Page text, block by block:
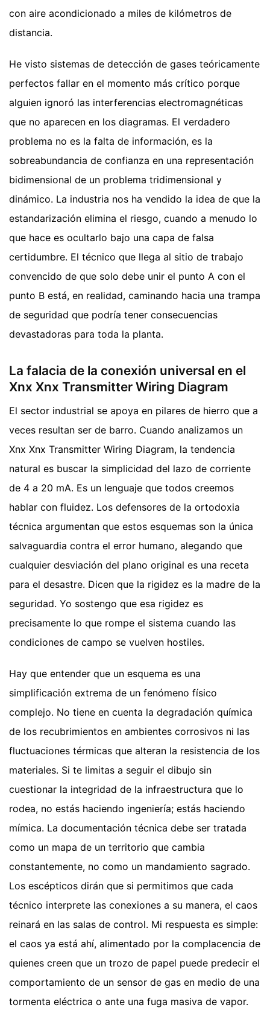
con aire acondicionado a miles de kilómetros de
distancia.
He visto sistemas de detección de gases teóricamente
perfectos fallar en el momento más crítico porque
alguien ignoró las interferencias electromagnéticas
que no aparecen en los diagramas. El verdadero
problema no es la falta de información, es la
sobreabundancia de confianza en una representación
bidimensional de un problema tridimensional y
dinámico. La industria nos ha vendido la idea de que la
estandarización elimina el riesgo, cuando a menudo lo
que hace es ocultarlo bajo una capa de falsa
certidumbre. El técnico que llega al sitio de trabajo
convencido de que solo debe unir el punto A con el
punto B está, en realidad, caminando hacia una trampa
de seguridad que podría tener consecuencias
devastadoras para toda la planta.
La falacia de la conexión universal en el
Xnx Xnx Transmitter Wiring Diagram
El sector industrial se apoya en pilares de hierro que a
veces resultan ser de barro. Cuando analizamos un
Xnx Xnx Transmitter Wiring Diagram, la tendencia
natural es buscar la simplicidad del lazo de corriente
de 4 a 20 mA. Es un lenguaje que todos creemos
hablar con fluidez. Los defensores de la ortodoxia
técnica argumentan que estos esquemas son la única
salvaguardia contra el error humano, alegando que
cualquier desviación del plano original es una receta
para el desastre. Dicen que la rigidez es la madre de la
seguridad. Yo sostengo que esa rigidez es
precisamente lo que rompe el sistema cuando las
condiciones de campo se vuelven hostiles.
Hay que entender que un esquema es una
simplificación extrema de un fenómeno físico
complejo. No tiene en cuenta la degradación química
de los recubrimientos en ambientes corrosivos ni las
fluctuaciones térmicas que alteran la resistencia de los
materiales. Si te limitas a seguir el dibujo sin
cuestionar la integridad de la infraestructura que lo
rodea, no estás haciendo ingeniería; estás haciendo
mímica. La documentación técnica debe ser tratada
como un mapa de un territorio que cambia
constantemente, no como un mandamiento sagrado.
Los escépticos dirán que si permitimos que cada
técnico interprete las conexiones a su manera, el caos
reinará en las salas de control. Mi respuesta es simple:
el caos ya está ahí, alimentado por la complacencia de
quienes creen que un trozo de papel puede predecir el
comportamiento de un sensor de gas en medio de una
tormenta eléctrica o ante una fuga masiva de vapor.